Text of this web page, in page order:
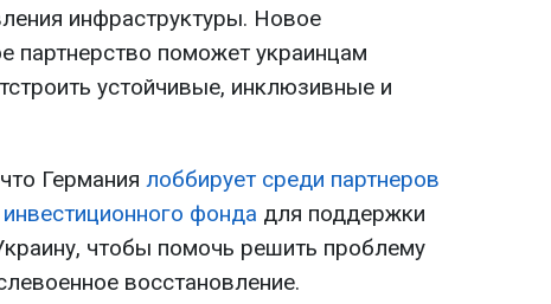
инфраструктуры. Новое
партнерство поможет украинцам
устойчивые, инклюзивные и
Германия лоббирует среди партнеров
фонда для поддержки
чтобы помочь решить проблему
восстановление.